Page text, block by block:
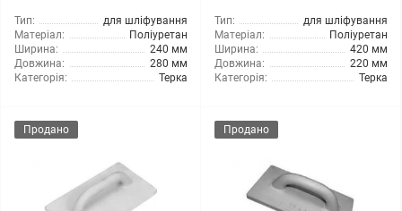
Тип:
для шліфування
Матеріал:
Поліуретан
Ширина:
240 мм
Довжина:
280 мм
Категорія:
Терка
Тип:
для шліфування
Матеріал:
Поліуретан
Ширина:
420 мм
Довжина:
220 мм
Категорія:
Терка
Продано Продано